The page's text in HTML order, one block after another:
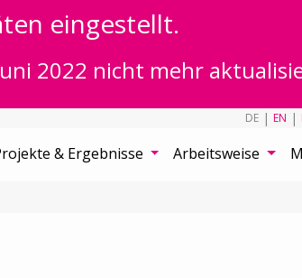
eingestellt.
2022 nicht mehr
DE | EN |
& Ergebnisse Arbeitsweise